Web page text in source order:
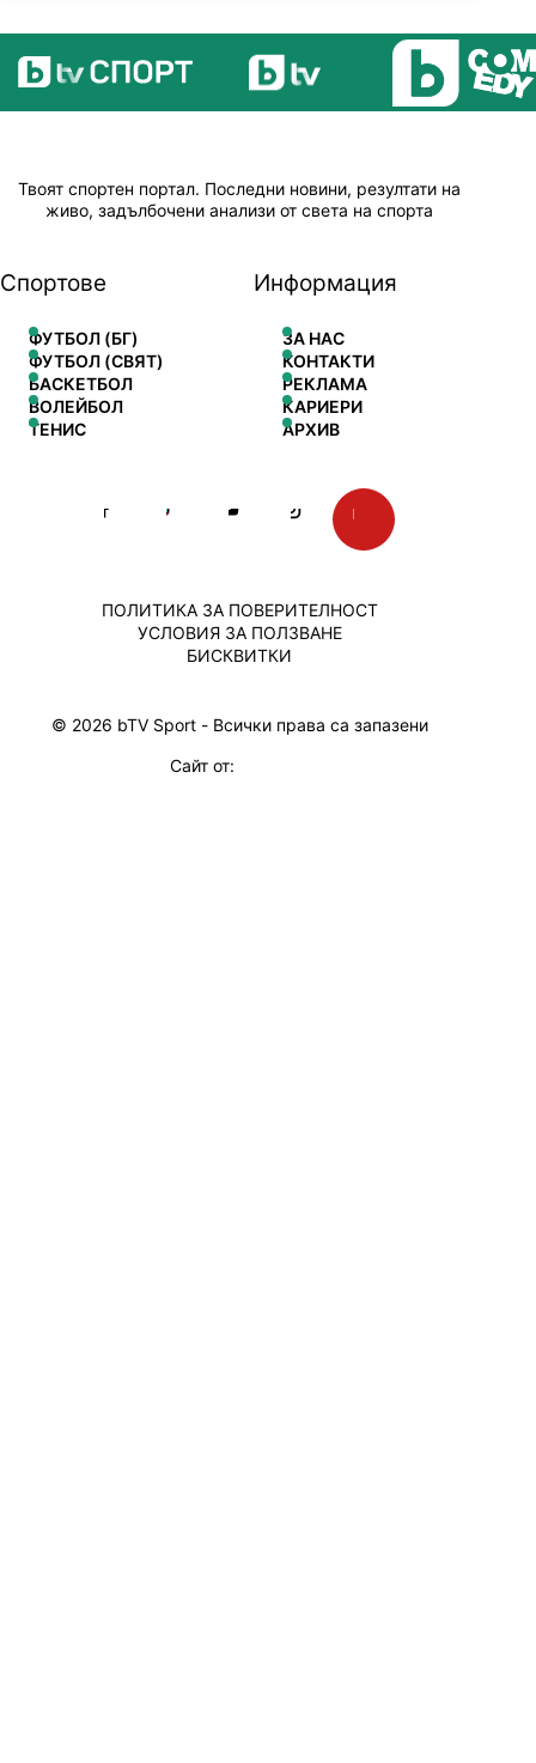
Твоят спортен портал. Последни новини, резултати на
живо, задълбочени анализи от света на спорта
Спортове
ФУТБОЛ (БГ)
ФУТБОЛ (СВЯТ)
БАСКЕТБОЛ
ВОЛЕЙБОЛ
ТЕНИС
Информация
ЗА НАС
КОНТАКТИ
РЕКЛАМА
КАРИЕРИ
АРХИВ
© 2026 bTV Sport - Всички права са запазени
ПОЛИТИКА ЗА ПОВЕРИТЕЛНОСТ
УСЛОВИЯ ЗА ПОЛЗВАНЕ
БИСКВИТКИ
Сайт от: